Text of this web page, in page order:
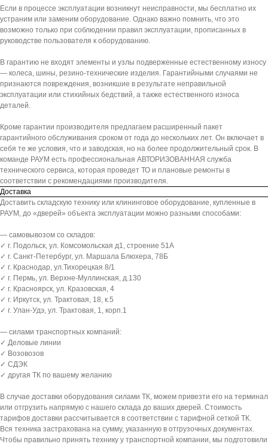
Если в процессе эксплуатации возникнут неисправности, мы бесплатно их
устраним или заменим оборудование. Однако важно помнить, что это
возможно только при соблюдении правил эксплуатации, прописанных в
руководстве пользователя к оборудованию.
В гарантию не входят элементы и узлы подверженные естественному износу
— колеса, шины, резино-технические изделия. Гарантийными случаями не
признаются повреждения, возникшие в результате неправильной
эксплуатации или стихийных бедствий, а также естественного износа
деталей.
Кроме гарантии производителя предлагаем расширенный пакет
гарантийного обслуживания сроком от года до нескольких лет. Он включает в
себя те же условия, что и заводская, но на более продолжительный срок. В
команде РАУМ есть профессиональная АВТОРИЗОВАННАЯ служба
технического сервиса, которая проведет ТО и плановые ремонты в
соответствии с рекомендациями производителя.
Доставка
Доставить складскую технику или клининговое оборудование, купленные в
РАУМ, до «дверей» объекта эксплуатации можно разными способами:
— самовывозом со складов:
✓ г. Подольск, ул. Комсомольская д1, строение 51А
✓ г. Санкт-Петербург, ул. Маршала Блюхера, 78Б
✓ г. Краснодар, ул.Тихорецкая 8/1
✓ г. Пермь, ул. Верхне-Муллинская, д.130
✓ г. Красноярск, ул. Кразовская, 4
✓ г. Иркутск, ул. Трактовая, 18, к.5
✓ г. Улан-Удэ, ул. Трактовая, 1, корп.1
— силами транспортных компаний:
✓ Деловые линии
✓ Возовозов
✓ СДЭК
✓ другая ТК по вашему желанию
В случае доставки оборудования силами ТК, можем привезти его на терминал
или отгрузить напрямую с нашего склада до ваших дверей. Стоимость
тарифов доставки рассчитывается в соответствии с тарифной сеткой ТК.
Вся техника застрахована на сумму, указанную в отгрузочных документах.
Чтобы правильно принять технику у транспортной компании, мы подготовили